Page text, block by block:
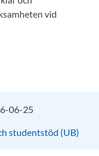
vid
06-25
studentstöd (UB)